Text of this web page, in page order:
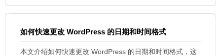
如何快速更改 WordPress 的日期和时间格式
本文介绍如何快速更改 WordPress 的日期和时间格式，这